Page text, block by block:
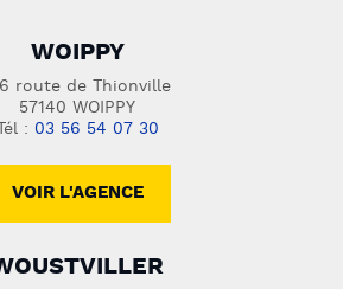
WOIPPY
route de Thionville
57140 WOIPPY
: 03 56 54 07 30
VOIR L'AGENCE